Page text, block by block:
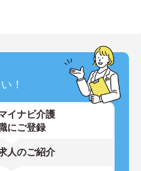
！
イナビ介護
にご登録
人のご紹介